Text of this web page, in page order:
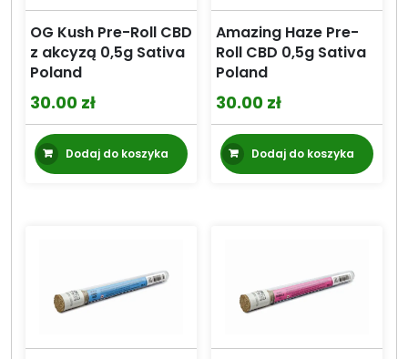
produktu
OG Kush Pre-Roll CBD
z akcyzą 0,5g Sativa
Poland
30.00 zł
Dodaj do koszyka
Amazing Haze Pre-
Roll CBD 0,5g Sativa
Poland
30.00 zł
Dodaj do koszyka